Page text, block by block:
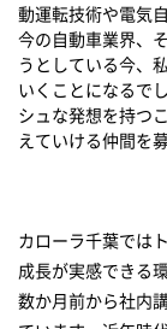
動運転技術や電気
今の自動車業界、
うとしている今、
いくことになるで
シュな発想を持つ
えていける仲間を
カローラ千葉では
成長が実感できる
数か月前から社内